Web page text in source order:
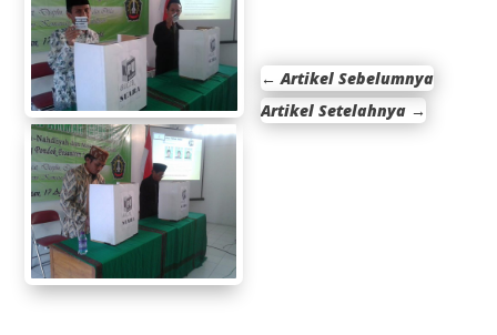
←Artikel Sebelumnya
Artikel Setelahnya →